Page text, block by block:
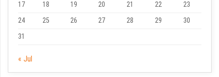
17
18 19 20 21 22
23
24
25 26 27 28 29
30
31
« Jul